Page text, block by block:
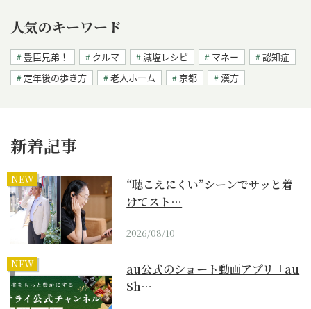
人気のキーワード
豊臣兄弟！ クルマ 減塩レシピ マネー
認知症
定年後の歩き方
老人ホーム 京都 漢方
新着記事
NEW
“聴こえにくい”シーンでサッと着
けてスト…
2026/08/10
NEW
au公式のショート動画アプリ「au
Sh…